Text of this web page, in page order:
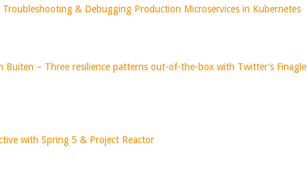
Troubleshooting & Debugging Production Microservices in Kubernetes
Buiten – Three resilience patterns out-of-the-box with Twitter’s Finagle
with Spring 5 & Project Reactor